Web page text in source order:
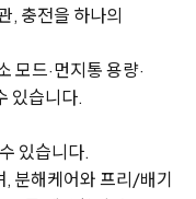
, 충전을 하나의
모드·먼지통 용량·
있습니다.
있습니다.
분해케어와 프리/배기